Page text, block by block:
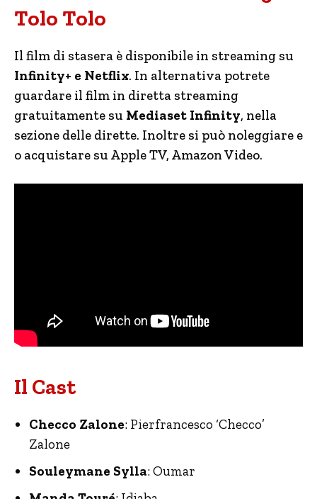
Tolo Tolo
Il film di stasera è disponibile in streaming su
Infinity+ e Netflix. In alternativa potrete
guardare il film in diretta streaming
gratuitamente su Mediaset Infinity, nella
sezione delle dirette. Inoltre si può noleggiare e
o acquistare su Apple TV, Amazon Video.
Il Cast
Checco Zalone: Pierfrancesco ‘Checco’
Zalone
Souleymane Sylla: Oumar